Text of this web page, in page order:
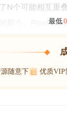
N个可能相互重
那个。PlanB的
最低
随意下 优质VIP